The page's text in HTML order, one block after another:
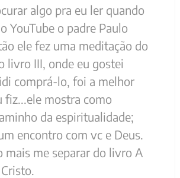
algo pra eu ler quando
YouTube o padre Paulo
ele fez uma meditação do
livro III, onde eu gostei
comprá-lo, foi a melhor
fiz...ele mostra como
da espiritualidade;
encontro com vc e Deus.
mais me separar do livro A